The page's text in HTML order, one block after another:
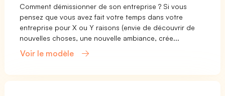
Comment démissionner de son entreprise ? Si vous
pensez que vous avez fait votre temps dans votre
entreprise pour X ou Y raisons (envie de découvrir de
nouvelles choses, une nouvelle ambiance, crée...
Voir le modèle